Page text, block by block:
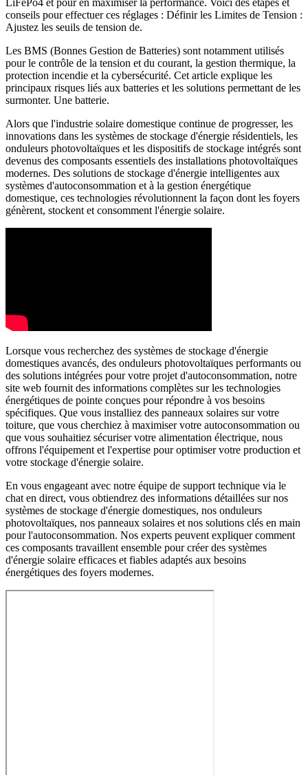
LiFePo4 et pour en maximiser la performance. Voici des étapes et
conseils pour effectuer ces réglages : Définir les Limites de Tension :
Ajustez les seuils de tension de.
Les BMS (Bonnes Gestion de Batteries) sont notamment utilisés
pour le contrôle de la tension et du courant, la gestion thermique, la
protection incendie et la cybersécurité. Cet article explique les
principaux risques liés aux batteries et les solutions permettant de les
surmonter. Une batterie.
Alors que l'industrie solaire domestique continue de progresser, les
innovations dans les systèmes de stockage d'énergie résidentiels, les
onduleurs photovoltaïques et les dispositifs de stockage intégrés sont
devenus des composants essentiels des installations photovoltaïques
modernes. Des solutions de stockage d'énergie intelligentes aux
systèmes d'autoconsommation et à la gestion énergétique
domestique, ces technologies révolutionnent la façon dont les foyers
génèrent, stockent et consomment l'énergie solaire.
Lorsque vous recherchez des systèmes de stockage d'énergie
domestiques avancés, des onduleurs photovoltaïques performants ou
des solutions intégrées pour votre projet d'autoconsommation, notre
site web fournit des informations complètes sur les technologies
énergétiques de pointe conçues pour répondre à vos besoins
spécifiques. Que vous installiez des panneaux solaires sur votre
toiture, que vous cherchiez à maximiser votre autoconsommation ou
que vous souhaitiez sécuriser votre alimentation électrique, nous
offrons l'équipement et l'expertise pour optimiser votre production et
votre stockage d'énergie solaire.
En vous engageant avec notre équipe de support technique via le
chat en direct, vous obtiendrez des informations détaillées sur nos
systèmes de stockage d'énergie domestiques, nos onduleurs
photovoltaïques, nos panneaux solaires et nos solutions clés en main
pour l'autoconsommation. Nos experts peuvent expliquer comment
ces composants travaillent ensemble pour créer des systèmes
d'énergie solaire efficaces et fiables adaptés aux besoins
énergétiques des foyers modernes.